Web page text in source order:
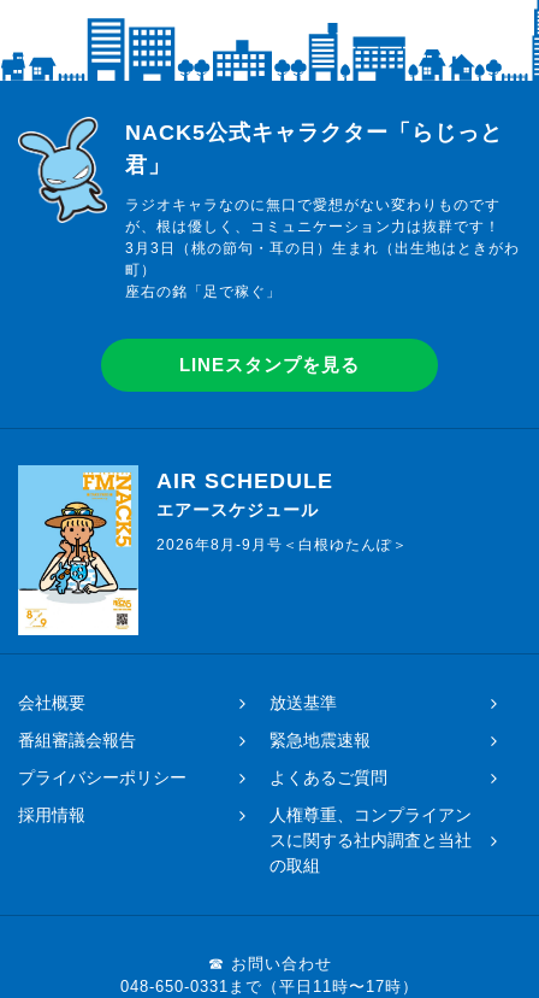
らじっと君
NACK5公式キャラクター「らじっと
君」
ラジオキャラなのに無口で愛想がない変わりものです
が、根は優しく、コミュニケーション力は抜群です！
3月3日（桃の節句・耳の日）生まれ（出生地はときがわ
町）
座右の銘「足で稼ぐ」
LINEスタンプを見る
AIR SCHEDULE
エアースケジュール
2026年8月-9月号＜白根ゆたんぽ＞
会社概要
放送基準
番組審議会報告
緊急地震速報
プライバシーポリシー
よくあるご質問
採用情報
人権尊重、コンプライアン
スに関する社内調査と当社
の取組
☎ お問い合わせ
048-650-0331まで（平日11時〜17時）